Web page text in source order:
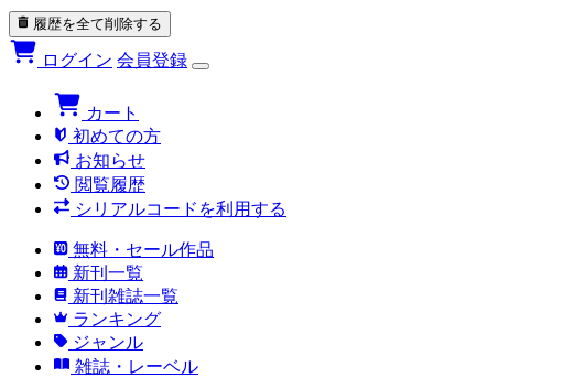
履歴を全て削除する
ログイン 会員登録
カート
初めての方
お知らせ
閲覧履歴
シリアルコードを利用する
無料・セール作品
新刊一覧
新刊雑誌一覧
ランキング
ジャンル
雑誌・レーベル